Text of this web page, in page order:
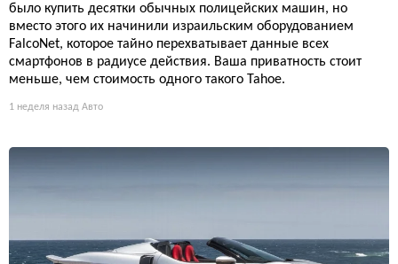
было купить десятки обычных полицейских машин, но
вместо этого их начинили израильским оборудованием
FalcoNet, которое тайно перехватывает данные всех
смартфонов в радиусе действия. Ваша приватность стоит
меньше, чем стоимость одного такого Tahoe.
1 неделя назад Авто